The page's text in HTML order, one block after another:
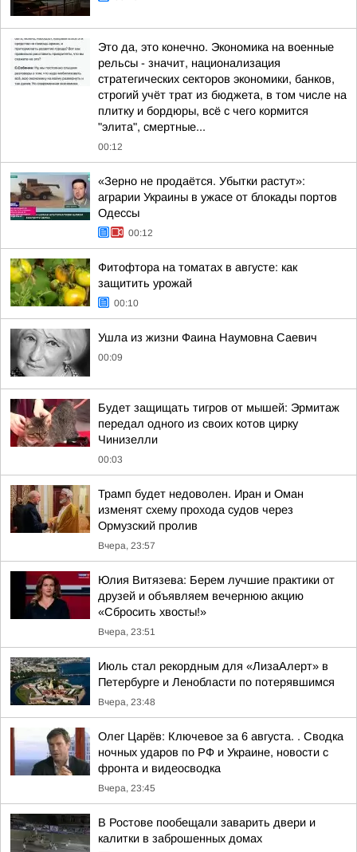
Это да, это конечно. Экономика на военные
рельсы - значит, национализация
стратегических секторов экономики, банков,
строгий учёт трат из бюджета, в том числе на
плитку и бордюры, всё с чего кормится
"элита", смертные...
00:12
«Зерно не продаётся. Убытки растут»:
аграрии Украины в ужасе от блокады портов
Одессы
00:12
Фитофтора на томатах в августе: как
защитить урожай
00:10
Ушла из жизни Фаина Наумовна Саевич
00:09
Будет защищать тигров от мышей: Эрмитаж
передал одного из своих котов цирку
Чинизелли
00:03
Трамп будет недоволен. Иран и Оман
изменят схему прохода судов через
Ормузский пролив
Вчера, 23:57
Юлия Витязева: Берем лучшие практики от
друзей и объявляем вечернюю акцию
«Сбросить хвосты!»
Вчера, 23:51
Июль стал рекордным для «ЛизаАлерт» в
Петербурге и Ленобласти по потерявшимся
Вчера, 23:48
Олег Царёв: Ключевое за 6 августа. . Сводка
ночных ударов по РФ и Украине, новости с
фронта и видеосводка
Вчера, 23:45
В Ростове пообещали заварить двери и
калитки в заброшенных домах